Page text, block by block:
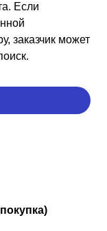
Если
заказчик может